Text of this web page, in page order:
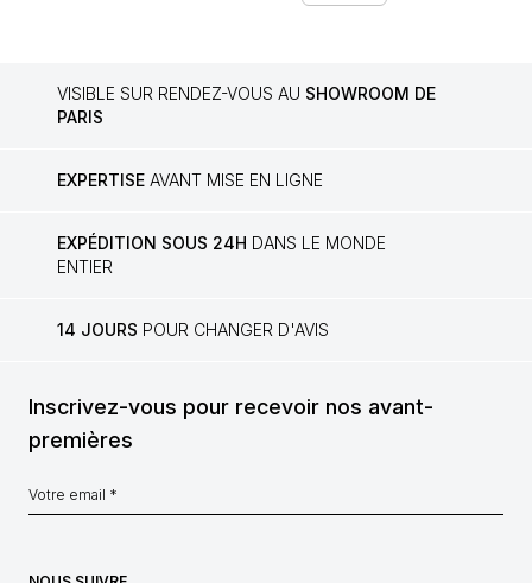
VISIBLE SUR RENDEZ-VOUS AU SHOWROOM DE
PARIS
EXPERTISE AVANT MISE EN LIGNE
EXPÉDITION SOUS 24H DANS LE MONDE
ENTIER
14 JOURS POUR CHANGER D'AVIS
Inscrivez-vous pour recevoir nos avant-
premières